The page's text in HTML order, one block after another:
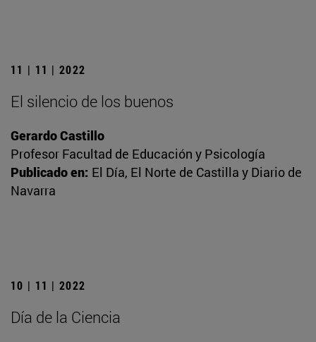
11 | 11 | 2022
El silencio de los buenos
Gerardo Castillo
Profesor Facultad de Educación y Psicología
Publicado en: El Día, El Norte de Castilla y Diario de
Navarra
10 | 11 | 2022
Día de la Ciencia